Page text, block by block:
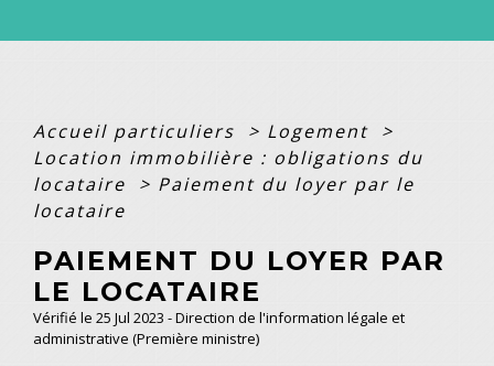
Accueil particuliers > Logement >
Location immobilière : obligations du
locataire
> Paiement du loyer par le
locataire
PAIEMENT DU LOYER PAR
LE LOCATAIRE
Vérifié le 25 Jul 2023 - Direction de l'information légale et
administrative (Première ministre)